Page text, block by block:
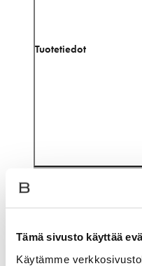
Tämä sivusto käyttää
Käytämme
Tuotetiedot